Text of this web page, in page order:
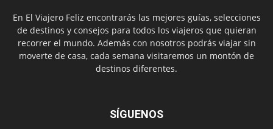
En El Viajero Feliz encontrarás las mejores guías, selecciones
de destinos y consejos para todos los viajeros que quieran
recorrer el mundo. Además con nosotros podrás viajar sin
moverte de casa, cada semana visitaremos un montón de
destinos diferentes.
SÍGUENOS